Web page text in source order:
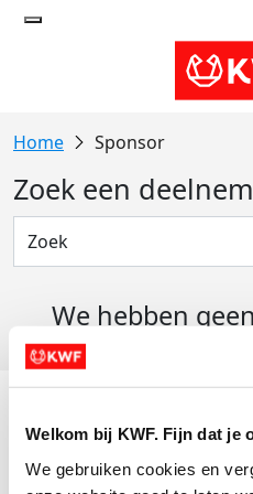
Welkom bij KWF. Fijn dat je
We gebruiken cookies en
Sponsor
Zoek een
We hebben
Actiematerialen
Evenementen